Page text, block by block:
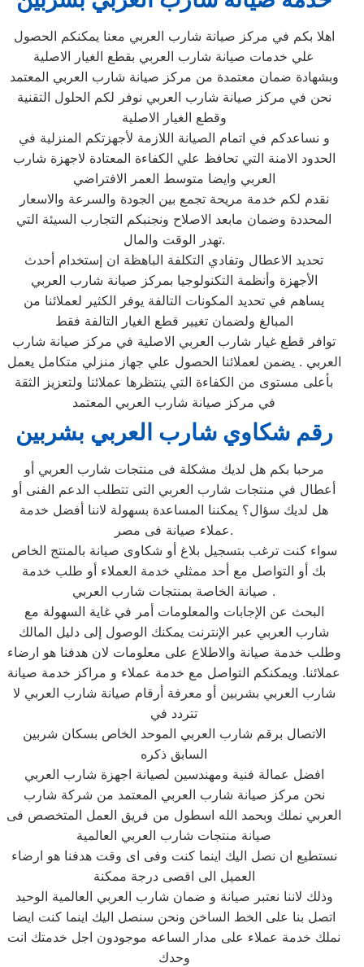
اهلا بكم في مركز صيانة شارب العربي معنا يمكنكم الحصول
علي خدمات صيانة شارب العربي بقطع الغيار الاصلية
وبشهادة ضمان معتمدة من مركز صيانة شارب العربي المعتمد
نحن في مركز صيانة شارب العربي نوفر لكم الحلول التقنية
وقطع الغيار الاصلية
و نساعدكم في اتمام الصيانة اللازمة لأجهزتكم المنزلية في
الحدود الامنة التي تحافظ علي الكفاءة المعتادة لاجهزة شارب
العربي وايضا متوسط العمر الافتراضي
نقدم لكم خدمة مريحة تجمع بين الجودة والسرعة والاسعار
المحددة وضمان مابعد الاصلاح ونجنبكم التجارب السيئة التي
تهدر الوقت والمال.
تحديد الاعطال وتفادي التكلفة الباهظة ان إستخدام أحدث
الأجهزة وأنظمة التكنولوجيا بمركز صيانة شارب العربي
يساهم في تحديد المكونات التالفة يوفر الكثير لعملائنا من
المبالغ ولضمان تغيير قطع الغيار التالفة فقط
توافر قطع غيار شارب العربي الاصلية في مركز صيانة شارب
العربي . يضمن لعملائنا الحصول علي جهاز منزلي متكامل يعمل
بأعلى مستوى من الكفاءة التي ينتظرها عملائنا ولتعزيز الثقة
في مركز صيانة شارب العربي المعتمد
رقم شكاوي شارب العربي بشربين
مرحبا بكم هل لديك مشكلة فى منتجات شارب العربي أو
أعطال في منتجات شارب العربي التى تتطلب الدعم الفنى أو
هل لديك سؤال؟ يمكننا المساعدة بسهولة لاننا أفضل خدمة
عملاء صيانة فى مصر.
سواء كنت ترغب بتسجيل بلاغ أو شكاوى صيانة بالمنتج الخاص
بك أو التواصل مع أحد ممثلي خدمة العملاء أو طلب خدمة
صيانة الخاصة بمنتجات شارب العربي .
البحث عن الإجابات والمعلومات أمر في غاية السهولة مع
شارب العربي عبر الإنترنت يمكنك الوصول إلى دليل المالك
وطلب خدمة صيانة والاطلاع على معلومات لان هدفنا هو ارضاء
عملائنا. ويمكنكم التواصل مع خدمة عملاء و مراكز خدمة صيانة
شارب العربي بشربين أو معرفة أرقام صيانة شارب العربي لا
تتردد في
الاتصال برقم شارب العربي الموحد الخاص بسكان شربين
السابق ذكره
افضل عمالة فنية ومهندسين لصيانة اجهزة شارب العربي
نحن مركز صيانة شارب العربي المعتمد من شركة شارب
العربي نملك وبحمد الله اسطول من فريق العمل المتخصص فى
صيانة منتجات شارب العربي العالمية
نستطيع ان نصل اليك اينما كنت وفى اى وقت هدفنا هو ارضاء
العميل الى اقصى درجة ممكنة
وذلك لاننا نعتبر صيانة و ضمان شارب العربي العالمية الوحيد
اتصل بنا على الخط الساخن ونحن سنصل اليك اينما كنت ايضا
نملك خدمة عملاء على مدار الساعه موجودون اجل خدمتك انت
وحدك